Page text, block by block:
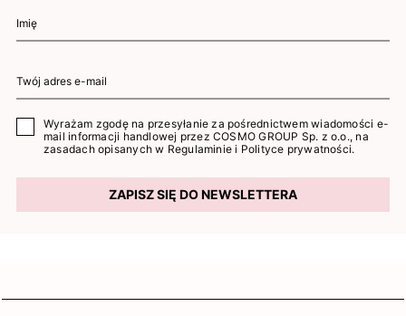
Wyrażam zgodę na przesyłanie za pośrednictwem wiadomości e-
mail informacji handlowej przez COSMO GROUP Sp. z o.o., na
zasadach opisanych w Regulaminie i Polityce prywatności.
ZAPISZ SIĘ DO NEWSLETTERA